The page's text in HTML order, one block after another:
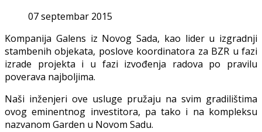
07 septembar 2015
Kompanija Galens iz Novog Sada, kao lider u izgradnji
stambenih objekata, poslove koordinatora za BZR u fazi
izrade projekta i u fazi izvođenja radova po pravilu
poverava najboljima.
Naši inženjeri ove usluge pružaju na svim gradilištima
ovog eminentnog investitora, pa tako i na kompleksu
nazvanom Garden u Novom Sadu.